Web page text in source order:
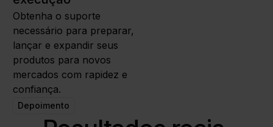
Obtenha o suporte
necessário para preparar,
lançar e expandir seus
produtos para novos
mercados com rapidez e
confiança.
Depoimento